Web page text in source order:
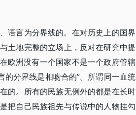
语言为分界线的。在对历史上的国界
土地完整的立场上，反对在研究中提
欧洲没有一个国家不是一个政府管辖
的分界线是相吻合的”。所谓同一血统
的。所有的民族无例外的都是在长时
把自己民族祖先与传说中的人物挂勾